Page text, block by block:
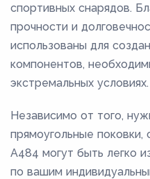
спортивных снарядов.
прочности и
использованы для
компонентов,
экстремальных условиях.
Независимо от того,
прямоугольные поковки,
A484 могут быть легко
по вашим